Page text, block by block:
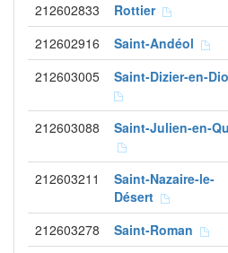
212602833 Rottier
212602916 Saint-Andéol
212603005 Saint-Dizier-en-
212603088 Saint-Julien-en-
212603211
Saint-Nazaire-le-
Désert
212603278 Saint-Roman